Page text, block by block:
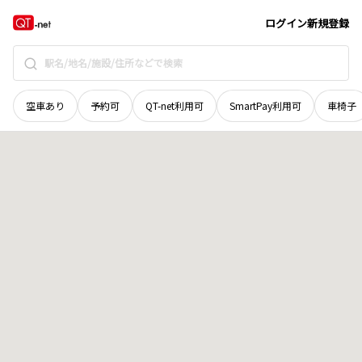
ログイン新規登録
空車あり 予約可 QT-net利用可 SmartPay利用可 車椅子
群馬県